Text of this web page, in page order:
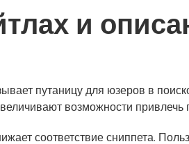
и
путаницу для юзеров в
возможности привлечь
соответствие сниппета.